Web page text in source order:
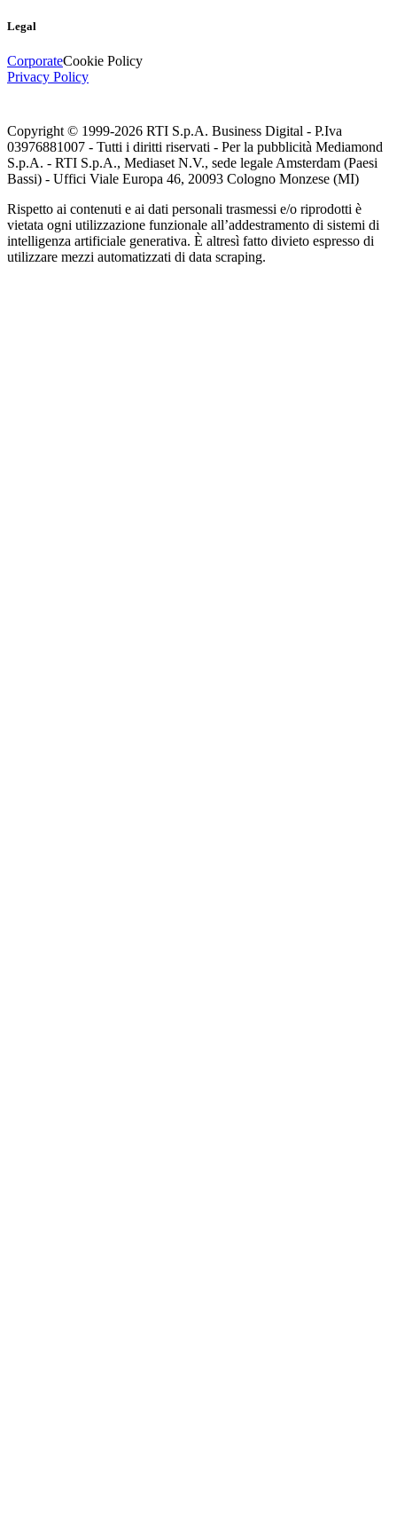
Legal
CorporateCookie Policy
Privacy Policy
Copyright © 1999-2026 RTI S.p.A. Business Digital - P.Iva
03976881007 - Tutti i diritti riservati - Per la pubblicità Mediamond
S.p.A. - RTI S.p.A., Mediaset N.V., sede legale Amsterdam (Paesi
Bassi) - Uffici Viale Europa 46, 20093 Cologno Monzese (MI)
Rispetto ai contenuti e ai dati personali trasmessi e/o riprodotti è
vietata ogni utilizzazione funzionale all’addestramento di sistemi di
intelligenza artificiale generativa. È altresì fatto divieto espresso di
utilizzare mezzi automatizzati di data scraping.